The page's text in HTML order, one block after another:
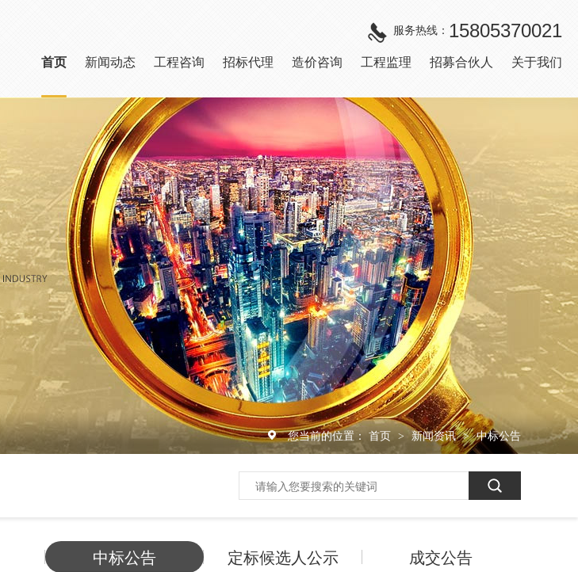
服务热线： 15805370021
首页 新闻动态 工程咨询 招标代理 造价咨询 工程监理 招募合伙人 关于我们
您当前的位置： 首页 > 新闻资讯 > 中标公告
中标公告 定标候选人公示 成交公告